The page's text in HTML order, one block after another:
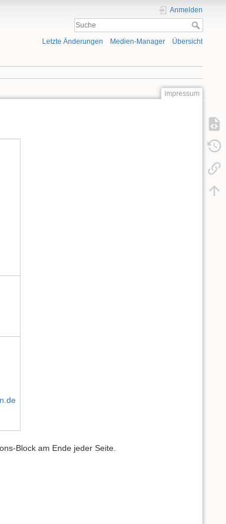
Anmelden
Letzte Änderungen Medien-Manager Übersicht
impressum
Block am Ende jeder Seite.